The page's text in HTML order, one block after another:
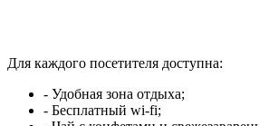
Для каждого посетителя доступна:
- Удобная зона отдыха;
- Бесплатный wi-fi;